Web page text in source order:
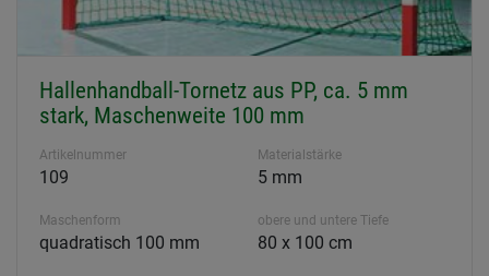
Hallenhandball-Tornetz aus PP, ca. 5 mm
stark, Maschenweite 100 mm
Artikelnummer
109
Materialstärke
5 mm
Maschenform
quadratisch 100 mm
obere und untere Tiefe
80 x 100 cm